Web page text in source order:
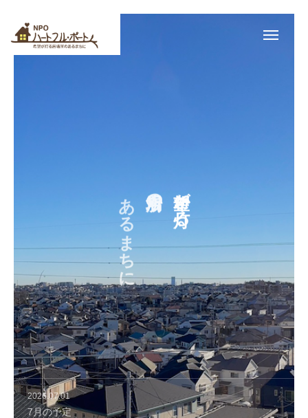
希望が灯る
居場所の
あるまちに
2026.07.01
7月の予定
スケジュール
つながるまちづくり
最新情報
ブログ
寄付・支援